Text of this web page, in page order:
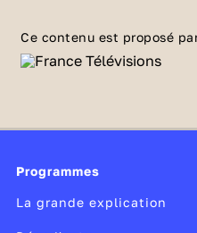
l’actualité quand il
d’une nation ou
politiques. Qu’est-ce
dépenses ? Quelles
dette publique et
Ce contenu est proposé
Programmes
La grande explication